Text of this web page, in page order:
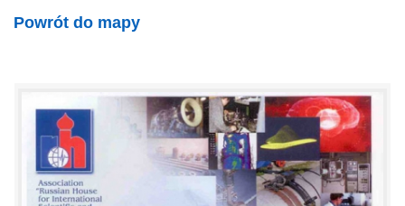
Powrót do mapy